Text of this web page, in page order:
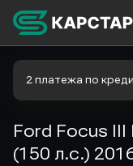
2 платежа по
Ford Focus III
(150 л.с.)